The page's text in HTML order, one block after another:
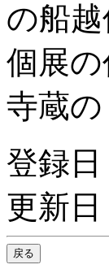
の船
個展
寺蔵
登録日
更新日